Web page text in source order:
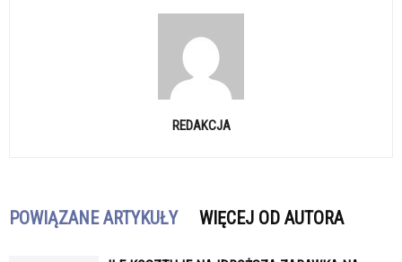
REDAKCJA
POWIĄZANE ARTYKUŁY WIĘCEJ OD AUTORA